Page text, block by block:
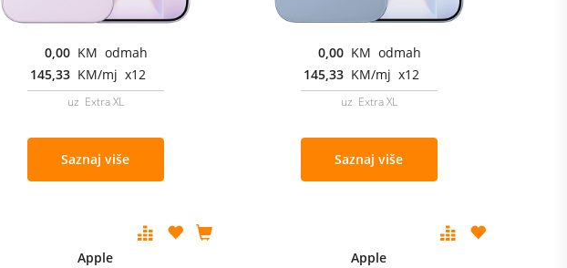
0,00 KM odmah
145,33 KM/mj x12
uz Extra XL
Saznaj više
0,00 KM odmah
145,33 KM/mj x12
uz Extra XL
Saznaj više
Apple Apple